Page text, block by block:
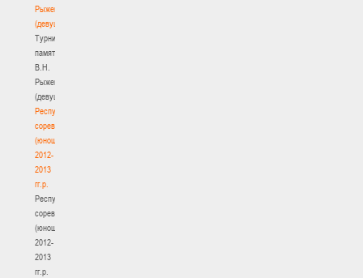
Рыженкова
(девушки)
Турнир
памяти
В.Н.
Рыженкова
(девушки)
Республиканские
соревнования
(юноши)
2012-
2013
гг.р.
Республиканские
соревнования
(юноши)
2012-
2013
гг.р.